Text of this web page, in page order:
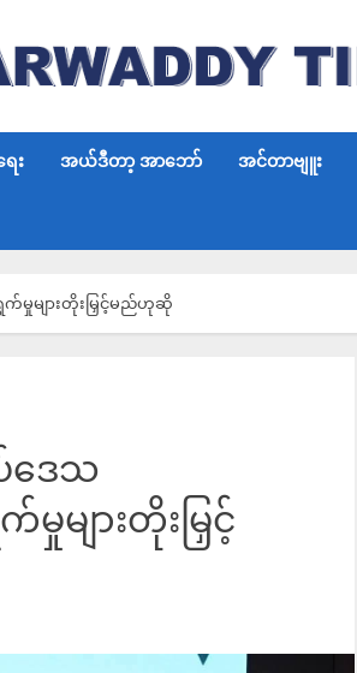
ေး အယ်ဒီတာ့ အာဘော် အင်တာဗျူး
ရွက်မှုများတိုးမြှင့်မည်ဟုဆို
ဒေသ
မှုများတိုးမြှင့်